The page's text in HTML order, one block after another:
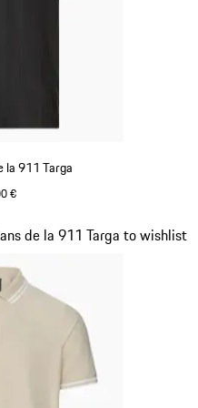
la 911 Targa
€
de la 911 Targa to wishlist